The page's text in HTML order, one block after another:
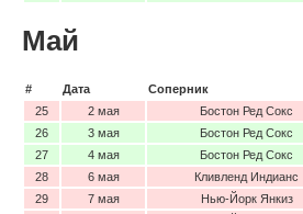
Май
# Дата Соперник
25
2 мая Бостон Ред Сокс
26
3 мая Бостон Ред Сокс
27
4 мая Бостон Ред Сокс
28
6 мая Кливленд Индианс
29
7 мая Нью-Йорк Янкиз